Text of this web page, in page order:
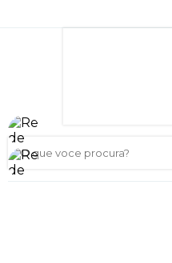
O que voce procura?